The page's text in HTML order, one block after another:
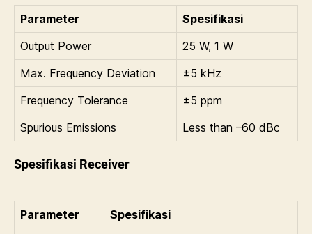
Parameter
Spesifikasi
Output Power
25 W, 1 W
Max. Frequency Deviation
±5 kHz
Frequency Tolerance
±5 ppm
Spurious Emissions
Less than –60 dBc
Spesifikasi Receiver
Parameter
Spesifikasi